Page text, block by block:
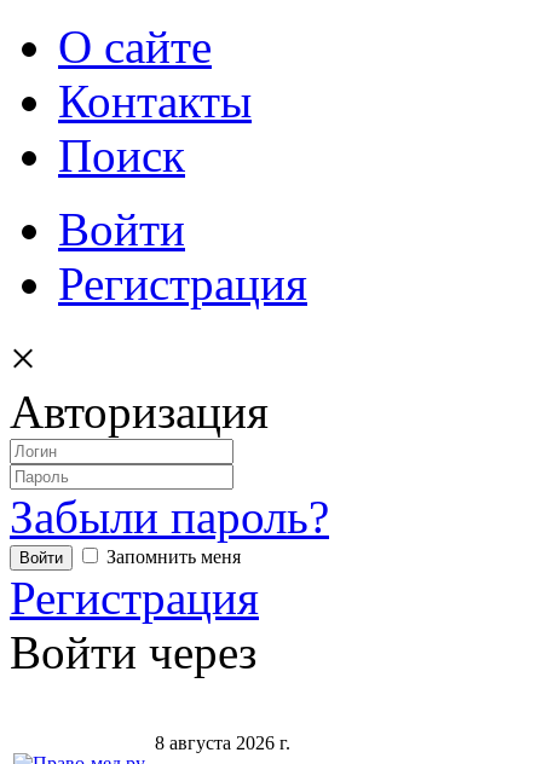
О сайте
Контакты
Поиск
Войти
Регистрация
×
Авторизация
Забыли пароль?
Запомнить меня
Регистрация
Войти через
8 августа 2026 г.